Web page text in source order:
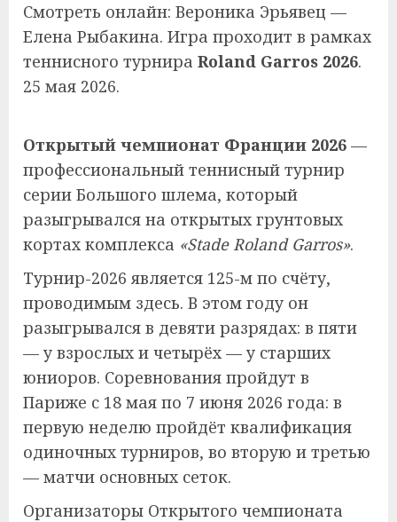
Смотреть онлайн: Вероника Эрьявец —
Елена Рыбакина. Игра проходит в рамках
теннисного турнира Roland Garros 2026.
25 мая 2026.
Открытый чемпионат Франции 2026 —
профессиональный теннисный турнир
серии Большого шлема, который
разыгрывался на открытых грунтовых
кортах комплекса «Stade Roland Garros».
Турнир-2026 является 125-м по счёту,
проводимым здесь. В этом году он
разыгрывался в девяти разрядах: в пяти
— у взрослых и четырёх — у старших
юниоров. Соревнования пройдут в
Париже с 18 мая по 7 июня 2026 года: в
первую неделю пройдёт квалификация
одиночных турниров, во вторую и третью
— матчи основных сеток.
Организаторы Открытого чемпионата